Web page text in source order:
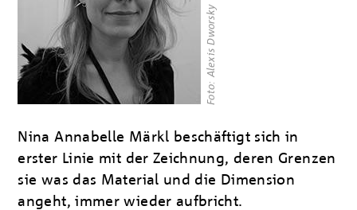
Foto: Alexis Dworsky
Nina Annabelle Märkl beschäftigt sich in
erster Linie mit der Zeichnung, deren Grenzen
sie was das Material und die Dimension
angeht, immer wieder aufbricht.